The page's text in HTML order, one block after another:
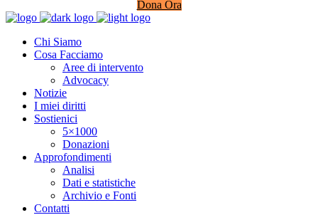
Dona Ora
Chi Siamo
Cosa Facciamo
Aree di intervento
Advocacy
Notizie
I miei diritti
Sostienici
5×1000
Donazioni
Approfondimenti
Analisi
Dati e statistiche
Archivio e Fonti
Contatti